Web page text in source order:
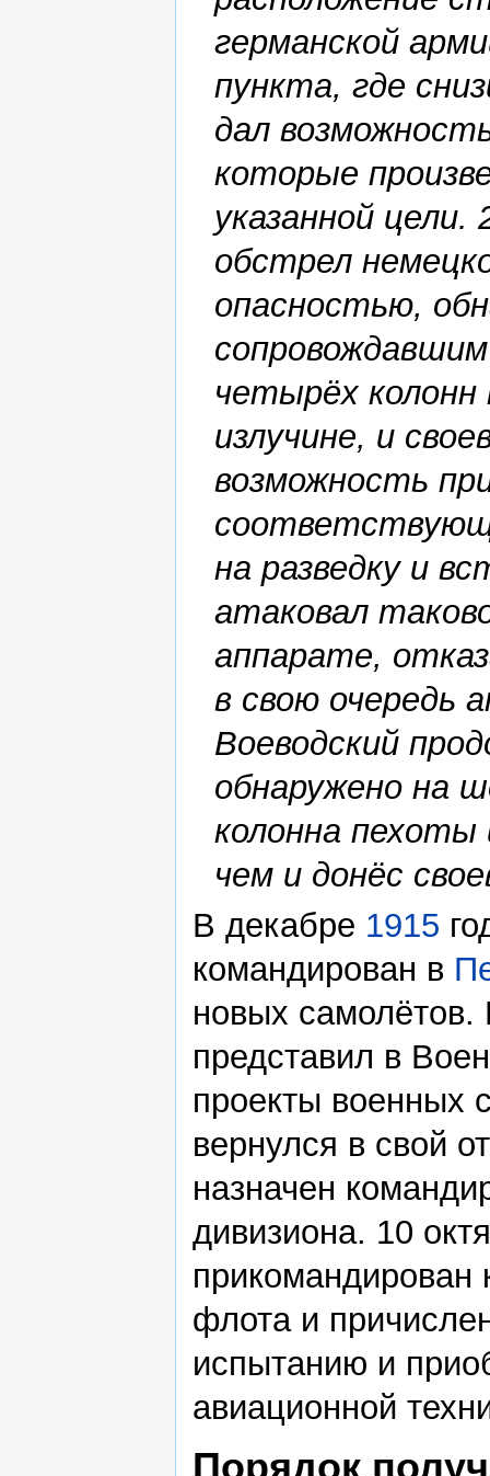
германской
пункта, где
дал
которые
указанной
обстрел
опасностью,
четырёх колонн
излучине, и
возможность
на разведку и
атаковал
аппарате,
в свою очередь
Воеводский
обнаружено на
колонна пехоты
чем и донёс
В декабре 1915
командирован в
новых самолётов.
представил в
проекты военных
вернулся в свой
назначен
дивизиона. 10
прикомандирован
флота и
испытанию и
авиационной
Порядок